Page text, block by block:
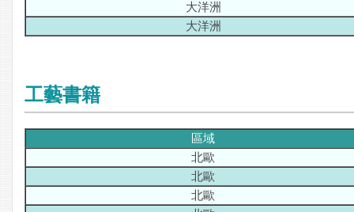
大洋洲
大洋洲
工藝書籍
區域
北歐
北歐
北歐